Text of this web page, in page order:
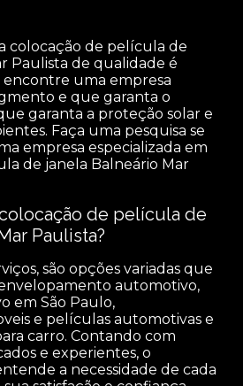
colocação de película de
Paulista de qualidade é
uma empresa
e que garanta o
garanta a proteção solar e
Faça uma pesquisa se
empresa especializada em
de janela Balneário Mar
de película de
Paulista?
são opções variadas que
automotivo,
em São Paulo,
e películas automotivas e
carro. Contando com
e experientes, o
a necessidade de cada